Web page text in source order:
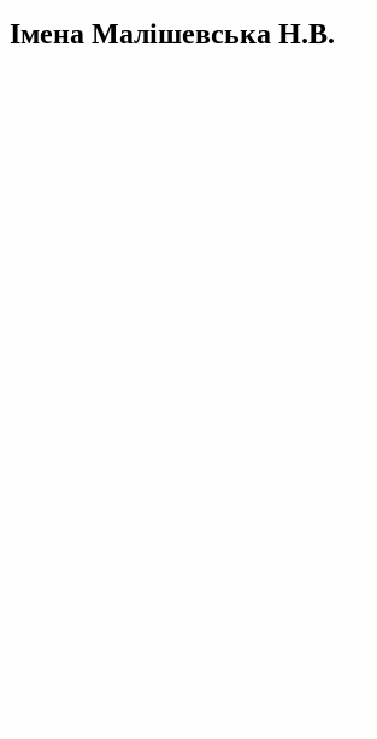
Імена Малішевська Н.В.